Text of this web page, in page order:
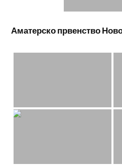
Аматерско првенство